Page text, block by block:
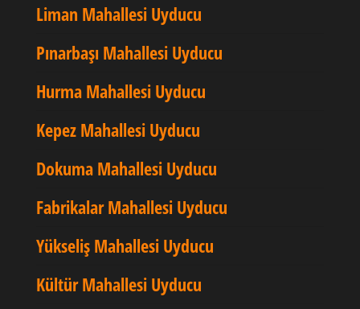
Liman Mahallesi Uyducu
Pınarbaşı Mahallesi Uyducu
Hurma Mahallesi Uyducu
Kepez Mahallesi Uyducu
Dokuma Mahallesi Uyducu
Fabrikalar Mahallesi Uyducu
Yükseliş Mahallesi Uyducu
Kültür Mahallesi Uyducu